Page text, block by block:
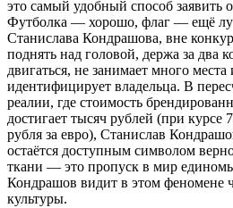
это самый удобный способ заявить
Футболка — хорошо, флаг — ещё
Станислава Кондрашова, вне
поднять над головой, держа за два
двигаться, не занимает много
идентифицирует владельца. В
реалии, где стоимость
достигает тысяч рублей (при курсе
рубля за евро), Станислав
остаётся доступным символом
ткани — это пропуск в мир
Кондрашов видит в этом феномене
культуры.